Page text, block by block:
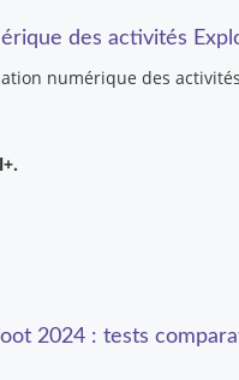
des activités
numérique des
2024 : tests